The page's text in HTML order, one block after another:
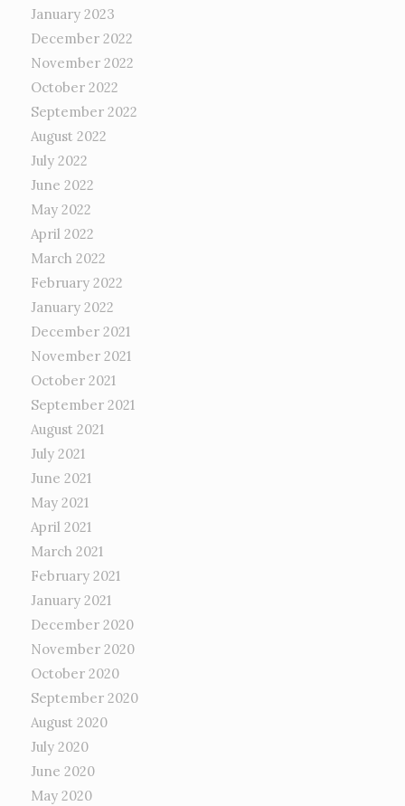
January 2023
December 2022
November 2022
October 2022
September 2022
August 2022
July 2022
June 2022
May 2022
April 2022
March 2022
February 2022
January 2022
December 2021
November 2021
October 2021
September 2021
August 2021
July 2021
June 2021
May 2021
April 2021
March 2021
February 2021
January 2021
December 2020
November 2020
October 2020
September 2020
August 2020
July 2020
June 2020
May 2020